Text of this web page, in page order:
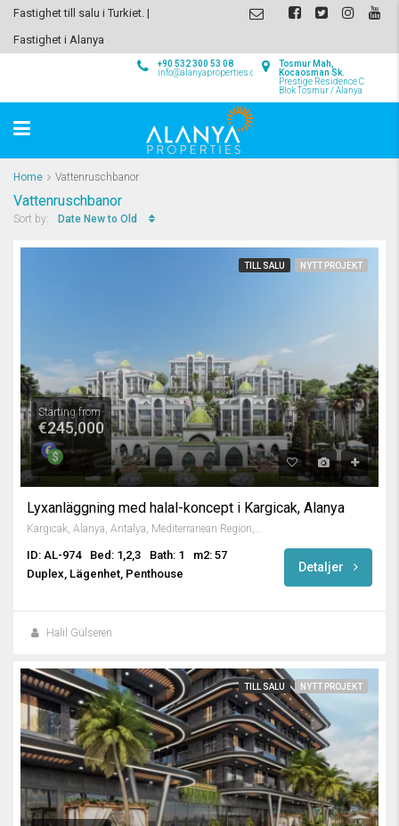
Fastighet till salu i Turkiet. |
Fastighet i Alanya
Tosmur Mah,
Kocaosman Sk.
Prestige Residence C
Blok Tosmur / Alanya
+90 532 300 53 08
info@alanyaproperties.com
Home Vattenruschbanor
Vattenruschbanor
Sort by: Date New to Old
TILL SALU NYTT PROJEKT
Starting from
€245,000
Lyxanläggning med halal-koncept i Kargicak, Alanya
Kargıcak, Alanya, Antalya, Mediterranean Region, 07440, Turkey
ID: AL-974 Bed: 1,2,3 Bath: 1
m2: 57
Duplex, Lägenhet, Penthouse
Detaljer
Halil Gülseren
TILL SALU NYTT PROJEKT